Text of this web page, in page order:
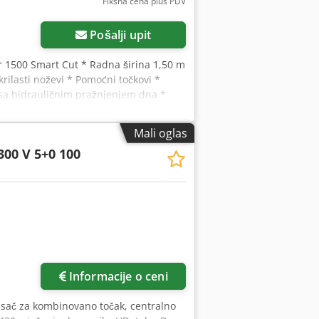
Pošalji upit
Smart Cut * Radna širina 1,50 m
noževi * Pomoćni točkovi *
hidrauličnim pražnjenjem dna *
informacije, pišite nam jednostavno
Mali oglas
V 5+0 100
Informacije o ceni
za kombinovano točak, centralno